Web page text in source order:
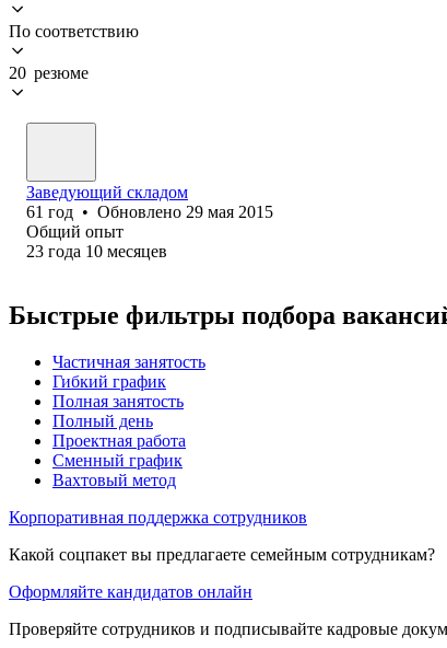
По соответствию
20 резюме
Заведующий складом
61 год • Обновлено 29 мая 2015
Общий опыт
23 года 10 месяцев
Быстрые фильтры подбора
Частичная занятость
Гибкий график
Полная занятость
Полный день
Проектная работа
Сменный график
Вахтовый метод
Корпоративная поддержка сотрудников
Какой соцпакет вы предлагаете семейным сотрудникам?
Оформляйте кандидатов онлайн
Проверяйте сотрудников и подписывайте кадровые